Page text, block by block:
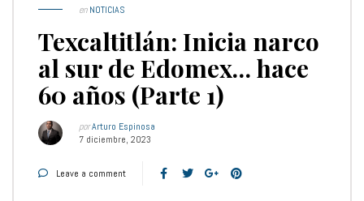
enNOTICIAS
Texcaltitlán: Inicia narco
al sur de Edomex… hace
60 años (Parte 1)
porArturo Espinosa
7 diciembre, 2023
Leave a comment